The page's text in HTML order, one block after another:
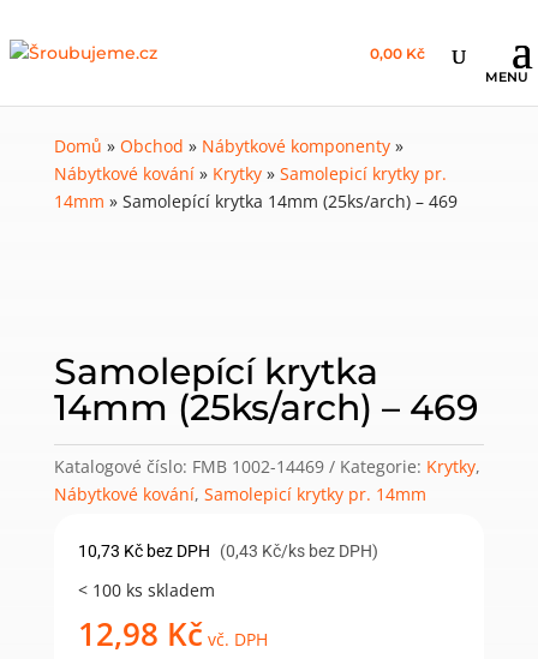
0,00 Kč
Domů » Obchod » Nábytkové komponenty»
Nábytkové kování» Krytky» Samolepicí krytky pr.
14mm » Samolepící krytka 14mm (25ks/arch) – 469
Samolepící krytka
14mm (25ks/arch) – 469
Katalogové číslo: FMB 1002-14469 Kategorie: Krytky,
Nábytkové kování, Samolepicí krytky pr. 14mm
10,73 Kč bez DPH (0,43 Kč/ks bez DPH)
< 100 ks skladem
12,98 Kč vč. DPH